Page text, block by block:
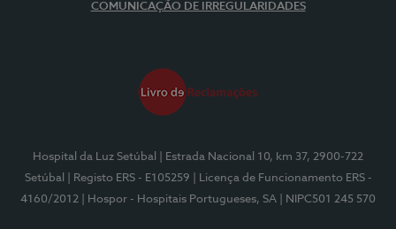
COMUNICAÇÃO DE IRREGULARIDADES
Hospital da Luz Setúbal
| Estrada Nacional 10, km 37, 2900-722
Setúbal
| Registo ERS - E105259
| Licença de Funcionamento ERS -
4160/2012
| Hospor - Hospitais Portugueses, SA | NIPC501 245 570